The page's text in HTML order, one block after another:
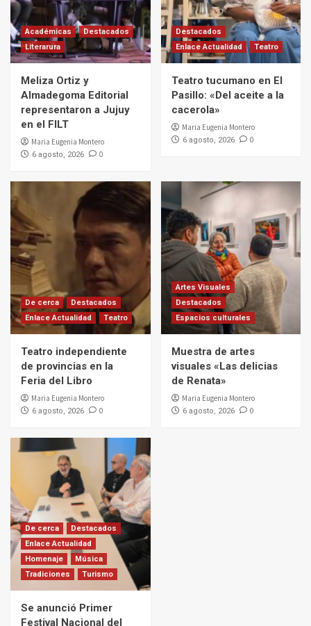
Académicas
Destacados
Literarura
Meliza Ortiz y
Almadegoma Editorial
representaron a Jujuy
en el FILT
Maria Eugenia Montero
6 agosto, 2026 0
Destacados
Enlace Actualidad
Teatro
Teatro tucumano en El
Pasillo: «Del aceite a la
cacerola»
Maria Eugenia Montero
6 agosto, 2026 0
De cerca
Destacados
Enlace Actualidad
Teatro
Teatro independiente
de provincias en la
Feria del Libro
Maria Eugenia Montero
6 agosto, 2026 0
Artes Visuales
Destacados
Espacios culturales
Muestra de artes
visuales «Las delicias
de Renata»
Maria Eugenia Montero
6 agosto, 2026 0
De cerca
Destacados
Enlace Actualidad
Homenaje
Música
Tradiciones
Turismo
Se anunció Primer
Festival Nacional del